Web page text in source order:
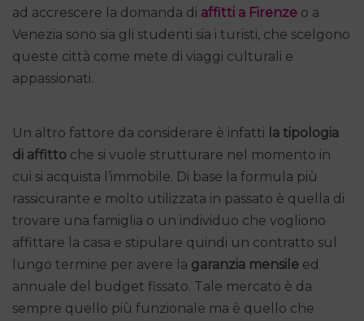
ad accrescere la domanda di affitti a Firenze o a
Venezia sono sia gli studenti sia i turisti, che scelgono
queste città come mete di viaggi culturali e
appassionati.
Un altro fattore da considerare è infatti la tipologia
di affitto che si vuole strutturare nel momento in
cui si acquista l’immobile. Di base la formula più
rassicurante e molto utilizzata in passato è quella di
trovare una famiglia o un individuo che vogliono
affittare la casa e stipulare quindi un contratto sul
lungo termine per avere la garanzia mensile ed
annuale del budget fissato. Tale mercato è da
sempre quello più funzionale ma è quello che